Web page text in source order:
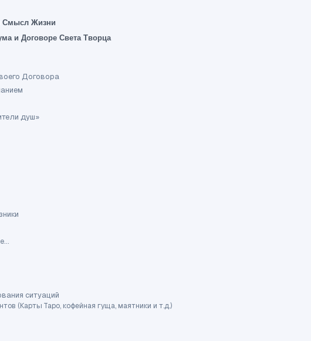
Смысл Жизни
и Договоре Света Творца
Договора
душ»
ситуаций
(Карты Таро, кофейная гуща, маятники и т.д.)